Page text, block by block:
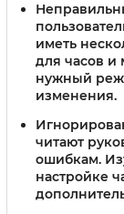
иметь
для часов и
нужный
изменения.
читают
ошибкам.
настройке